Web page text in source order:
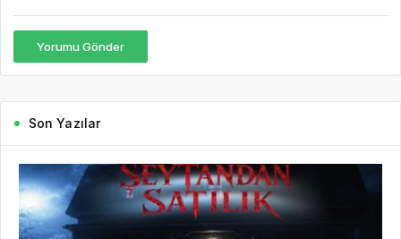
Yorumu Gönder
Son Yazılar